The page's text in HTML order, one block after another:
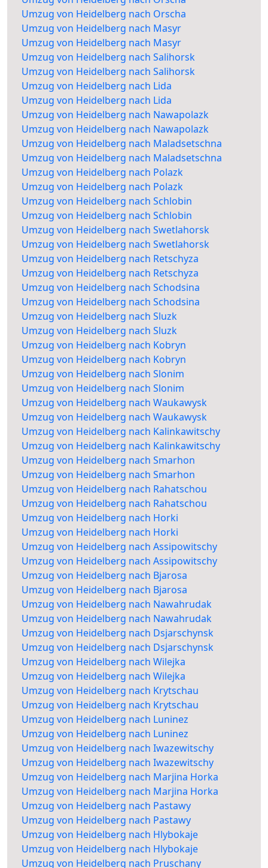
Umzug von Heidelberg nach Orscha
Umzug von Heidelberg nach Masyr
Umzug von Heidelberg nach Masyr
Umzug von Heidelberg nach Salihorsk
Umzug von Heidelberg nach Salihorsk
Umzug von Heidelberg nach Lida
Umzug von Heidelberg nach Lida
Umzug von Heidelberg nach Nawapolazk
Umzug von Heidelberg nach Nawapolazk
Umzug von Heidelberg nach Maladsetschna
Umzug von Heidelberg nach Maladsetschna
Umzug von Heidelberg nach Polazk
Umzug von Heidelberg nach Polazk
Umzug von Heidelberg nach Schlobin
Umzug von Heidelberg nach Schlobin
Umzug von Heidelberg nach Swetlahorsk
Umzug von Heidelberg nach Swetlahorsk
Umzug von Heidelberg nach Retschyza
Umzug von Heidelberg nach Retschyza
Umzug von Heidelberg nach Schodsina
Umzug von Heidelberg nach Schodsina
Umzug von Heidelberg nach Sluzk
Umzug von Heidelberg nach Sluzk
Umzug von Heidelberg nach Kobryn
Umzug von Heidelberg nach Kobryn
Umzug von Heidelberg nach Slonim
Umzug von Heidelberg nach Slonim
Umzug von Heidelberg nach Waukawysk
Umzug von Heidelberg nach Waukawysk
Umzug von Heidelberg nach Kalinkawitschy
Umzug von Heidelberg nach Kalinkawitschy
Umzug von Heidelberg nach Smarhon
Umzug von Heidelberg nach Smarhon
Umzug von Heidelberg nach Rahatschou
Umzug von Heidelberg nach Rahatschou
Umzug von Heidelberg nach Horki
Umzug von Heidelberg nach Horki
Umzug von Heidelberg nach Assipowitschy
Umzug von Heidelberg nach Assipowitschy
Umzug von Heidelberg nach Bjarosa
Umzug von Heidelberg nach Bjarosa
Umzug von Heidelberg nach Nawahrudak
Umzug von Heidelberg nach Nawahrudak
Umzug von Heidelberg nach Dsjarschynsk
Umzug von Heidelberg nach Dsjarschynsk
Umzug von Heidelberg nach Wilejka
Umzug von Heidelberg nach Wilejka
Umzug von Heidelberg nach Krytschau
Umzug von Heidelberg nach Krytschau
Umzug von Heidelberg nach Luninez
Umzug von Heidelberg nach Luninez
Umzug von Heidelberg nach Iwazewitschy
Umzug von Heidelberg nach Iwazewitschy
Umzug von Heidelberg nach Marjina Horka
Umzug von Heidelberg nach Marjina Horka
Umzug von Heidelberg nach Pastawy
Umzug von Heidelberg nach Pastawy
Umzug von Heidelberg nach Hlybokaje
Umzug von Heidelberg nach Hlybokaje
Umzug von Heidelberg nach Pruschany